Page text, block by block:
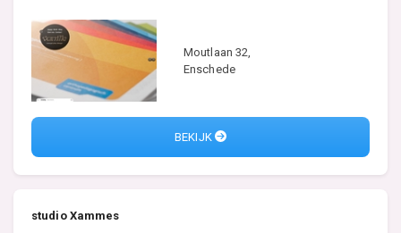
Moutlaan 32,
Enschede
BEKIJK
studio Xammes